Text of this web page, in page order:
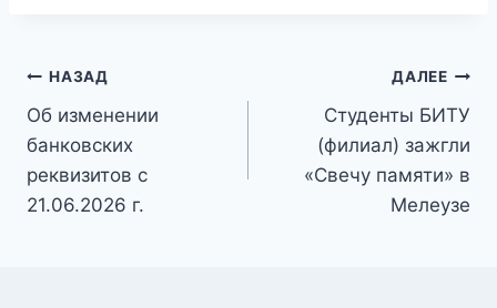
Навигация
по
записям
НАЗАД
Об изменении
банковских
реквизитов с
21.06.2026 г.
ДАЛЕЕ
Студенты БИТУ
(филиал) зажгли
«Свечу памяти» в
Мелеузе